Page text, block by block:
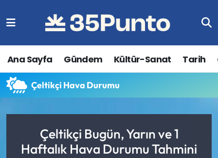
Ana Sayfa Gündem Kültür-Sanat Tarih
Çeltikçi Hava Durumu
Çeltikçi Bugün, Yarın ve 1
Haftalık Hava Durumu Tahmini